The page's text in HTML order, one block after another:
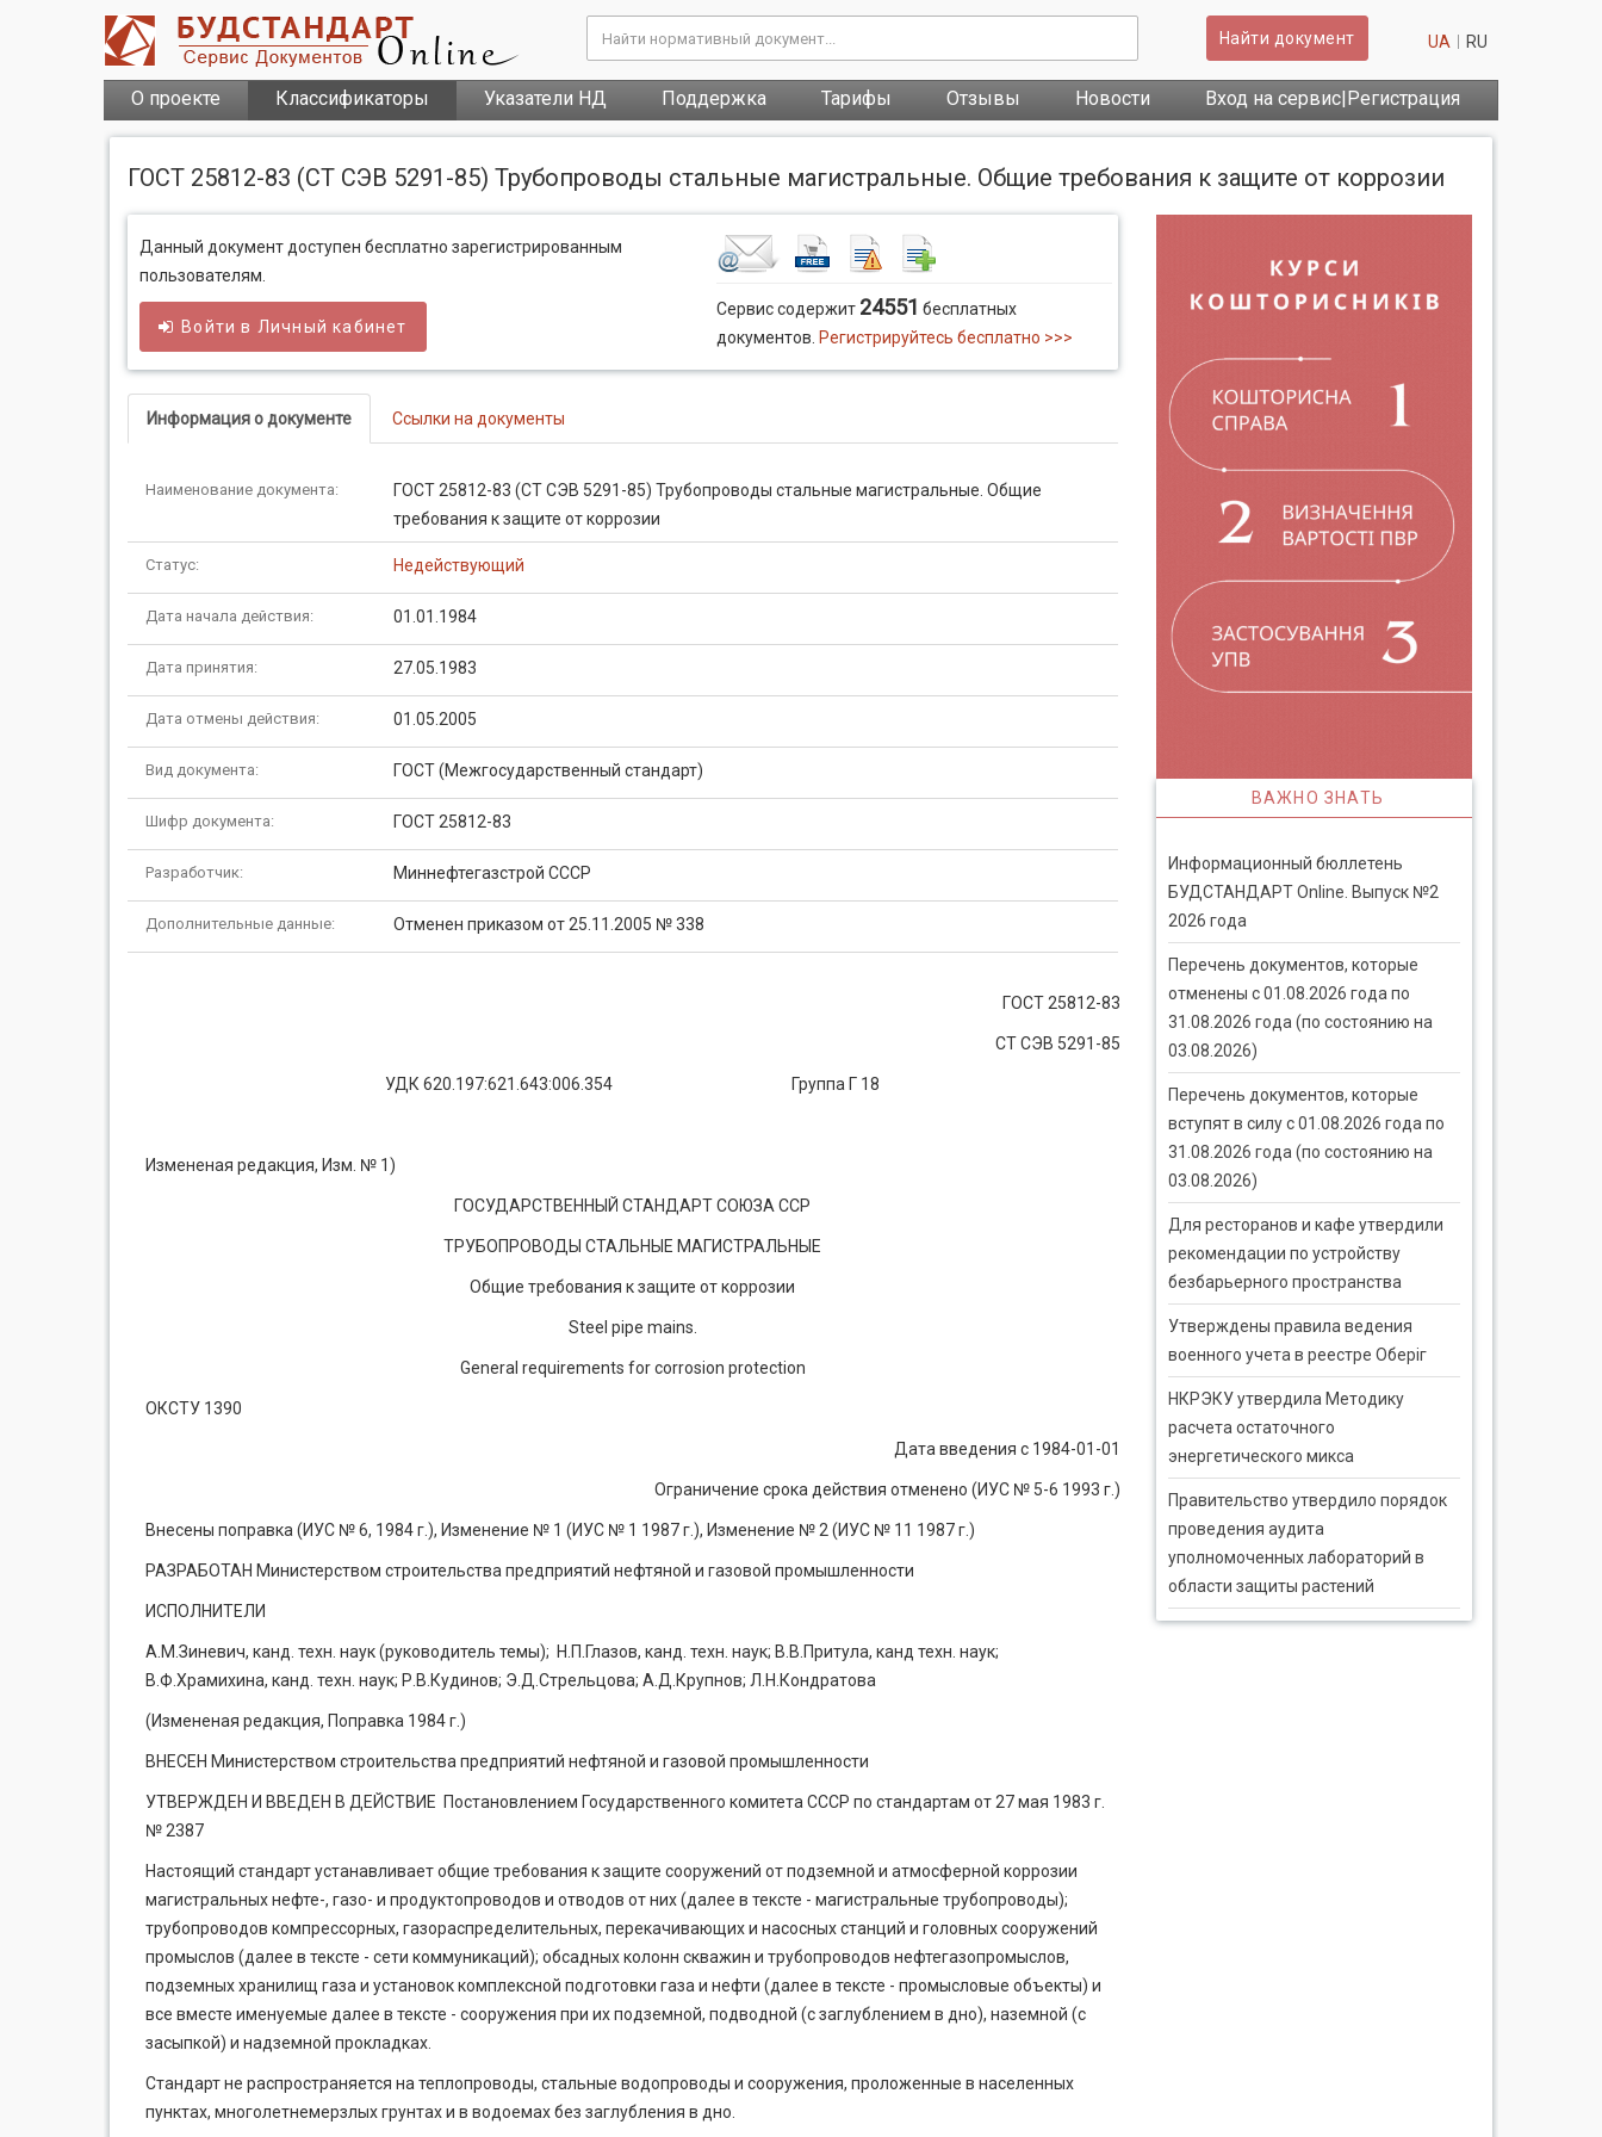
Найти документ UA RU
О проекте Классификаторы Указатели НД Поддержка Тарифы Отзывы Новости Вход на сервис|Регистрация
ГОСТ 25812-83 (СТ СЭВ 5291-85) Трубопроводы стальные магистральные. Общие требования к защите от коррозии
Данный документ доступен бесплатно зарегистрированным
пользователям.
Войти в Личный кабинет
Сервис содержит 24551 бесплатных
документов. Регистрируйтесь бесплатно >>>
Информация о документе Ссылки на документы
Наименование документа:
ГОСТ 25812-83 (СТ СЭВ 5291-85) Трубопроводы стальные магистральные. Общие
требования к защите от коррозии
Статус: Недействующий
Дата начала действия: 01.01.1984
Дата принятия: 27.05.1983
Дата отмены действия: 01.05.2005
Вид документа: ГОСТ (Межгосударственный стандарт)
Шифр документа: ГОСТ 25812-83
Разработчик: Миннефтегазстрой СССР
Дополнительные данные: Отменен приказом от 25.11.2005 № 338
ГОСТ 25812-83
СТ СЭВ 5291-85
УДК 620.197:621.643:006.354 Группа Г 18
Измененая редакция, Изм. № 1)
ГОСУДАРСТВЕННЫЙ СТАНДАРТ СОЮЗА ССР
ТРУБОПРОВОДЫ СТАЛЬНЫЕ МАГИСТРАЛЬНЫЕ
Общие требования к защите от коррозии
Steel pipe mains.
General requirements for corrosion protection
ОКСТУ 1390
Дата введения с 1984-01-01
Ограничение срока действия отменено (ИУС № 5-6 1993 г.)
Внесены поправка (ИУС № 6, 1984 г.), Изменение № 1 (ИУС № 1 1987 г.), Изменение № 2 (ИУС № 11 1987 г.)
РАЗРАБОТАН Министерством строительства предприятий нефтяной и газовой промышленности
ИСПОЛНИТЕЛИ
А.М.Зиневич, канд. техн. наук (руководитель темы); Н.П.Глазов, канд. техн. наук; В.В.Притула, канд техн. наук;
В.Ф.Храмихина, канд. техн. наук; Р.В.Кудинов; Э.Д.Стрельцова; А.Д.Крупнов; Л.Н.Кондратова
(Измененая редакция, Поправка 1984 г.)
ВНЕСЕН Министерством строительства предприятий нефтяной и газовой промышленности
УТВЕРЖДЕН И ВВЕДЕН В ДЕЙСТВИЕ Постановлением Государственного комитета СССР по стандартам от 27 мая 1983 г.
№ 2387
Настоящий стандарт устанавливает общие требования к защите сооружений от подземной и атмосферной коррозии
магистральных нефте-, газо- и продуктопроводов и отводов от них (далее в тексте - магистральные трубопроводы);
трубопроводов компрессорных, газораспределительных, перекачивающих и насосных станций и головных сооружений
промыслов (далее в тексте - сети коммуникаций); обсадных колонн скважин и трубопроводов нефтегазопромыслов,
подземных хранилищ газа и установок комплексной подготовки газа и нефти (далее в тексте - промысловые объекты) и
все вместе именуемые далее в тексте - сооружения при их подземной, подводной (с заглублением в дно), наземной (с
засыпкой) и надземной прокладках.
Стандарт не распространяется на теплопроводы, стальные водопроводы и сооружения, проложенные в населенных
пунктах, многолетнемерзлых грунтах и в водоемах без заглубления в дно.
ВАЖНО ЗНАТЬ
Информационный бюллетень
БУДСТАНДАРТ Online. Выпуск №2
2026 года
Перечень документов, которые
отменены с 01.08.2026 года по
31.08.2026 года (по состоянию на
03.08.2026)
Перечень документов, которые
вступят в силу с 01.08.2026 года по
31.08.2026 года (по состоянию на
03.08.2026)
Для ресторанов и кафе утвердили
рекомендации по устройству
безбарьерного пространства
Утверждены правила ведения
военного учета в реестре Оберіг
НКРЭКУ утвердила Методику
расчета остаточного
энергетического микса
Правительство утвердило порядок
проведения аудита
уполномоченных лабораторий в
области защиты растений